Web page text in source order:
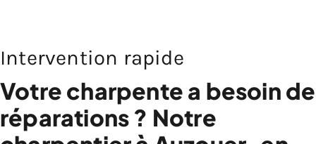
Intervention rapide
Votre charpente a besoin de
réparations ? Notre